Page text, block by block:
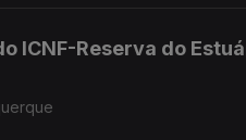
ICNF-Reserva do